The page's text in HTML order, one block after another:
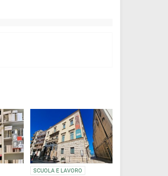
SCUOLA E LAVORO